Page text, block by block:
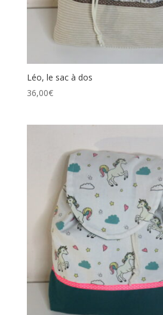
Léo, le sac à dos
36,00€